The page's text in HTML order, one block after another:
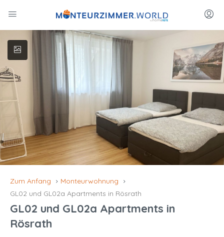
Zum Anfang
Monteurwohnung
GL02 und GL02a Apartments in Rösrath
GL02 und GL02a Apartments in
Rösrath